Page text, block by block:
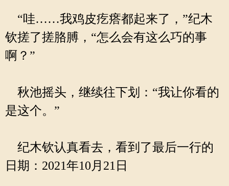
“哇……我鸡皮疙瘩都起来了，”纪木
钦搓了搓胳膊，“怎么会有这么巧的事
啊？”
秋池摇头，继续往下划：“我让你看的
是这个。”
纪木钦认真看去，看到了最后一行的
日期：2021年10月21日